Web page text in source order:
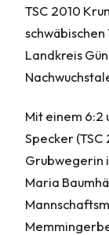
TSC 2010
Landkreis
Mit einem 6:2
Specker (TSC
Grubwegerin
Maria